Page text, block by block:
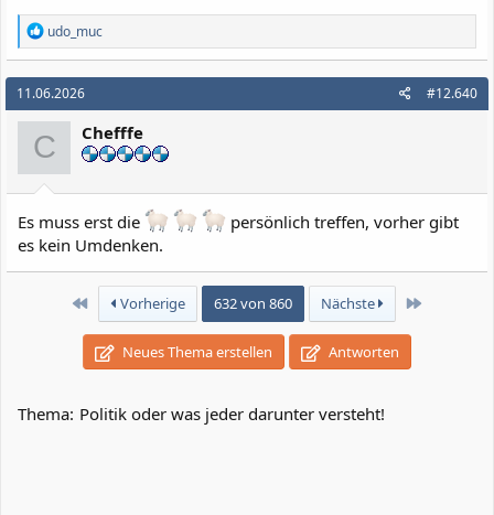
R
e
a
k
t
i
o
n
e
n
udo_muc
11.06.2026 #12.640
C Chefffe
Es muss erst die
persönlich treffen, vorher gibt
es kein Umdenken.
Erste Vorherige 632 von 860 Nächste Letzte
Neues Thema erstellen Antworten
Thema: Politik oder was jeder darunter versteht!